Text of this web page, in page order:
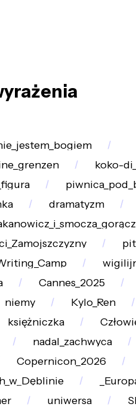
koko-
dramatyzm
Cannes_2025
niemy
Kylo_Ren
księżniczka
nadal_zachwyca
Copernicon_2026
uniwersa